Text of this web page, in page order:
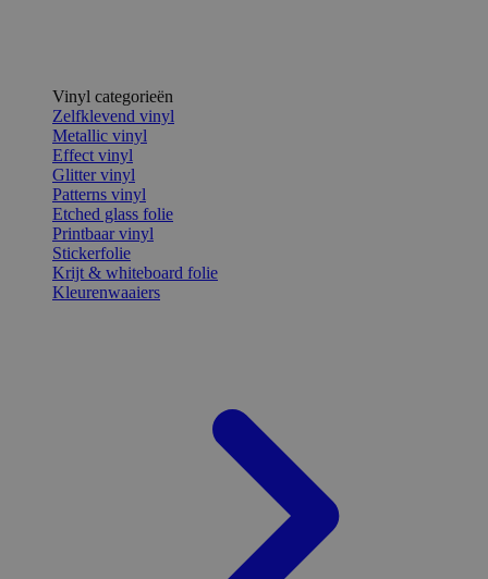
Vinyl categorieën
Zelfklevend vinyl
Metallic vinyl
Effect vinyl
Glitter vinyl
Patterns vinyl
Etched glass folie
Printbaar vinyl
Stickerfolie
Krijt & whiteboard folie
Kleurenwaaiers